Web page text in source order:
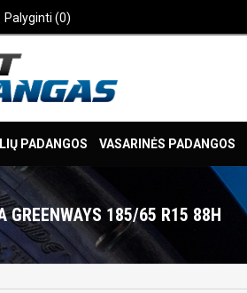
Palyginti (0)
PADANGOS VASARINĖS PADANGOS
GREENWAYS 185/65 R15 88H